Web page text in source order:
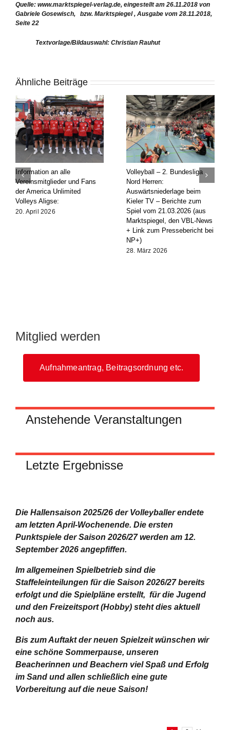
Quelle: www.marktspiegel-verlag.de, eingestellt am 26.11.2018 von
Gabriele Gosewisch, bzw. Marktspiegel , Ausgabe vom 28.11.2018,
Seite 22
Textvorlage/Bildauswahl: Christian Rauhut
Ähnliche Beiträge
Information an alle
Vereinsmitglieder und Fans
der America Unlimited
Volleys Aligse:
20. April 2026
Volleyball – 2. Bundesliga
Nord Herren:
Auswärtsniederlage beim
Kieler TV – Berichte zum
Spiel vom 21.03.2026 (aus
Marktspiegel, den VBL-News
+ Link zum Pressebericht bei
NP+)
28. März 2026
Mitglied werden
Aufnahmeantrag, Beitragsordnung etc.
Anstehende Veranstaltungen
Letzte Ergebnisse
Die Hallensaison 2025/26 der Volleyballer endete
am letzten April-Wochenende. Die ersten
Punktspiele der Saison 2026/27 werden am 12.
September 2026 angepfiffen.
Im allgemeinen Spielbetrieb sind die
Staffeleinteilungen für die Saison 2026/27 bereits
erfolgt und die Spielpläne erstellt, für die Jugend
und den Freizeitsport (Hobby) steht dies aktuell
noch aus.
Bis zum Auftakt der neuen Spielzeit wünschen wir
eine schöne Sommerpause, unseren
Beacherinnen und Beachern viel Spaß und Erfolg
im Sand und allen schließlich eine gute
Vorbereitung auf die neue Saison!